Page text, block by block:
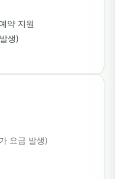
약 지원
생)
요금 발생)